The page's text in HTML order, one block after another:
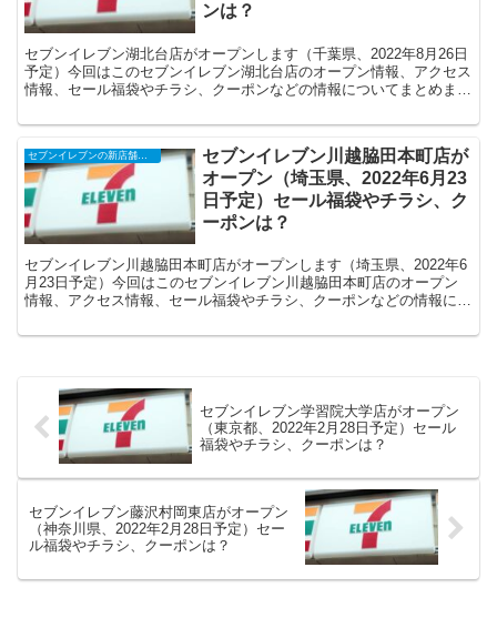
ンは？
セブンイレブン湖北台店がオープンします（千葉県、2022年8月26日
予定）今回はこのセブンイレブン湖北台店のオープン情報、アクセス
情報、セール福袋やチラシ、クーポンなどの情報についてまとめま
セブンイレブン川越脇田本町店が
オープン（埼玉県、2022年6月23
日予定）セール福袋やチラシ、ク
ーポンは？
セブンイレブン川越脇田本町店がオープンします（埼玉県、2022年6
月23日予定）今回はこのセブンイレブン川越脇田本町店のオープン
情報、アクセス情報、セール福袋やチラシ、クーポンなどの情報につ
セブンイレブン学習院大学店がオープン
（東京都、2022年2月28日予定）セール
福袋やチラシ、クーポンは？
セブンイレブン藤沢村岡東店がオープン
（神奈川県、2022年2月28日予定）セー
ル福袋やチラシ、クーポンは？